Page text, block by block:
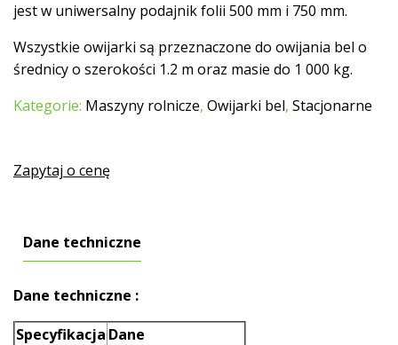
jest w uniwersalny podajnik folii 500 mm i 750 mm.
Wszystkie owijarki są przeznaczone do owijania bel o
średnicy o szerokości 1.2 m oraz masie do 1 000 kg.
Kategorie: Maszyny rolnicze, Owijarki bel, Stacjonarne
Zapytaj o cenę
Dane techniczne
Dane techniczne :
Specyfikacja Dane